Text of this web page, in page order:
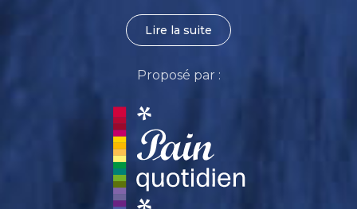
Lire la suite
Proposé par :